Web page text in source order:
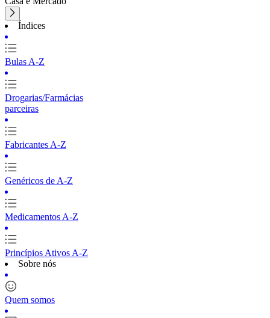
Índices
Bulas A-Z
Drogarias/Farmácias
parceiras
Fabricantes A-Z
Genéricos de A-Z
Medicamentos A-Z
Princípios Ativos A-Z
Sobre nós
Quem somos